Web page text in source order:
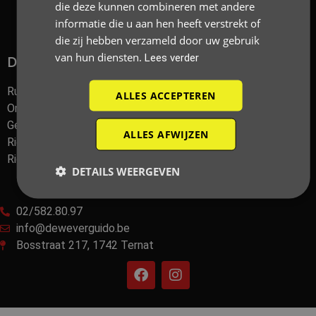
Also look at Riooldienst.be
Diensten
Ruimingsdienst
Ontstoppingsdienst
Geurdetectie & Camera Inspectie
Riool Reiniging
Riool Renovatie
Contact
02/582.80.97
info@deweverguido.be
Bosstraat 217, 1742 Ternat
die deze kunnen combineren met andere
informatie die u aan hen heeft verstrekt of
die zij hebben verzameld door uw gebruik
van hun diensten.Lees verder
ALLES ACCEPTEREN
ALLES AFWIJZEN
DETAILS WEERGEVEN